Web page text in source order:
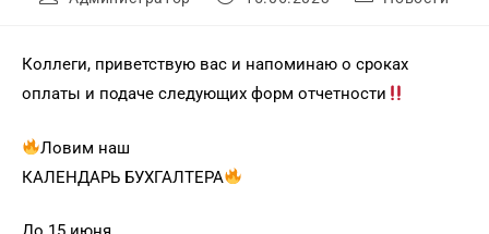
Коллеги, приветствую вас и напоминаю о сроках
оплаты и подаче следующих форм отчетности
Ловим наш
КАЛЕНДАРЬ БУХГАЛТЕРА